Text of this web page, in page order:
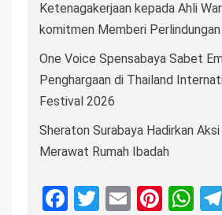
Ketenagakerjaan kepada Ahli
komitmen Memberi
One Voice Spensabaya Sabet
Penghargaan di Thailand
Festival 2026
Sheraton Surabaya Hadirkan
Merawat Rumah Ibadah
Facebook
Twitter
Email